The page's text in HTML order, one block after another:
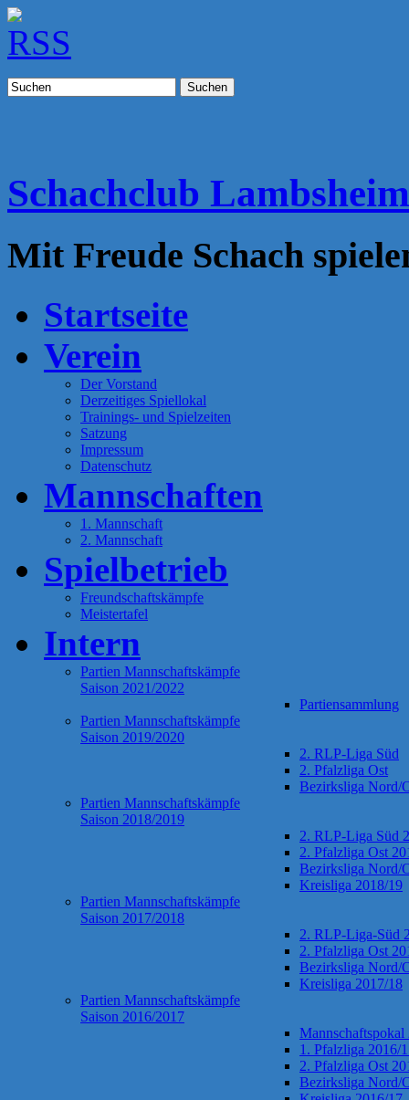
Suchen
Schachclub Lambsheim
Mit Freude Schach
Startseite
Verein
Der Vorstand
Derzeitiges Spiellokal
Trainings- und Spielzeiten
Satzung
Impressum
Datenschutz
Mannschaften
1. Mannschaft
2. Mannschaft
Spielbetrieb
Freundschaftskämpfe
Meistertafel
Intern
Partien Mannschaftskämpfe
Saison 2021/2022
Partiensammlung
Partien Mannschaftskämpfe
Saison 2019/2020
2. RLP-Liga Süd
2. Pfalzliga Ost
Bezirksliga Nord/
Partien Mannschaftskämpfe
Saison 2018/2019
2. RLP-Liga Süd
2. Pfalzliga Ost
Bezirksliga Nord/
Kreisliga 2018/19
Partien Mannschaftskämpfe
Saison 2017/2018
2. RLP-Liga-Süd
2. Pfalzliga Ost
Bezirksliga Nord/
Kreisliga 2017/18
Partien Mannschaftskämpfe
Saison 2016/2017
Mannschaftspokal
1. Pfalzliga 2016/
2. Pfalzliga Ost
Bezirksliga Nord/